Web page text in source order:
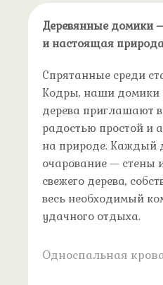
Деревянные домики
и настоящая
Спрятанные среди
Кодры, наши домики
дерева приглашают
радостью простой и
на природе. Каждый
очарование — стены
свежего дерева,
весь необходимый
удачного отдыха.
Односпальная